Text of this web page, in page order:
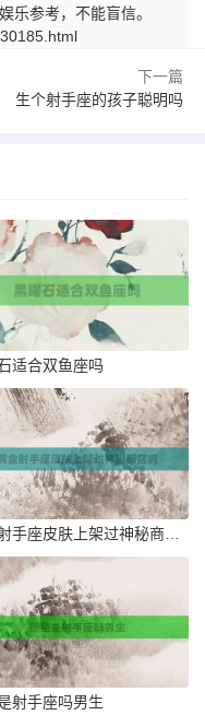
乐参考，不能盲信。
下一篇
生个射手座的孩子聪明吗
适合双鱼座吗
射手座吗男生